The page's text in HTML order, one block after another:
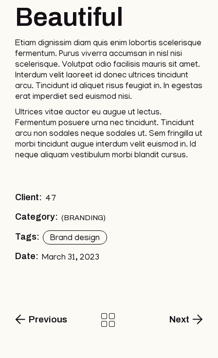
Beautiful
Etiam dignissim diam quis enim lobortis scelerisque
fermentum. Purus viverra accumsan in nisl nisi
scelerisque. Volutpat odio facilisis mauris sit amet.
Interdum velit laoreet id donec ultrices tincidunt
arcu. Tincidunt id aliquet risus feugiat in. In egestas
erat imperdiet sed euismod nisi.
Ultrices vitae auctor eu augue ut lectus.
Fermentum posuere urna nec tincidunt. Tincidunt
arcu non sodales neque sodales ut. Sem fringilla ut
morbi tincidunt augue interdum velit euismod in. Id
neque aliquam vestibulum morbi blandit cursus.
Client: 47
Category:
BRANDING
Tags:
Brand design
Date: March 31, 2023
Previous Next